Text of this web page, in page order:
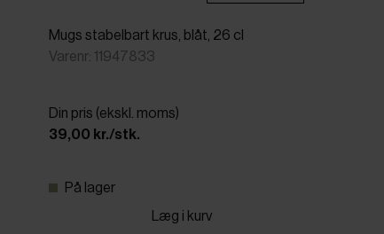
Mugs stabelbart krus, blåt, 26 cl
Varenr: 11947833
Din pris (ekskl. moms)
39,00 kr./stk.
På lager
Læg i kurv